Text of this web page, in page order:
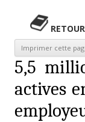
5,5
actives